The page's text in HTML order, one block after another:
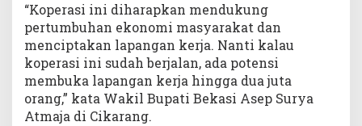
“Koperasi ini diharapkan mendukung
pertumbuhan ekonomi masyarakat dan
menciptakan lapangan kerja. Nanti kalau
koperasi ini sudah berjalan, ada potensi
membuka lapangan kerja hingga dua juta
orang,” kata Wakil Bupati Bekasi Asep Surya
Atmaja di Cikarang.